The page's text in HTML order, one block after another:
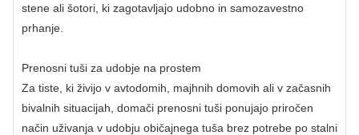
stene ali šotori, ki zagotavljajo udobno in samozavestno
prhanje.
Prenosni tuši za udobje na prostem
Za tiste, ki živijo v avtodomih, majhnih domovih ali v začasnih
bivalnih situacijah, domači prenosni tuši ponujajo priročen
način uživanja v udobju običajnega tuša brez potrebe po stalni